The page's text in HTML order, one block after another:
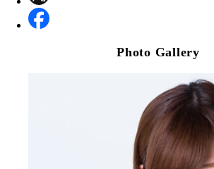
Photo Gallery